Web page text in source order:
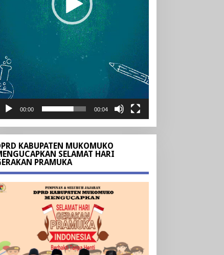
00:00 00:04
KABUPATEN MUKOMUKO
SELAMAT HARI
PRAMUKA